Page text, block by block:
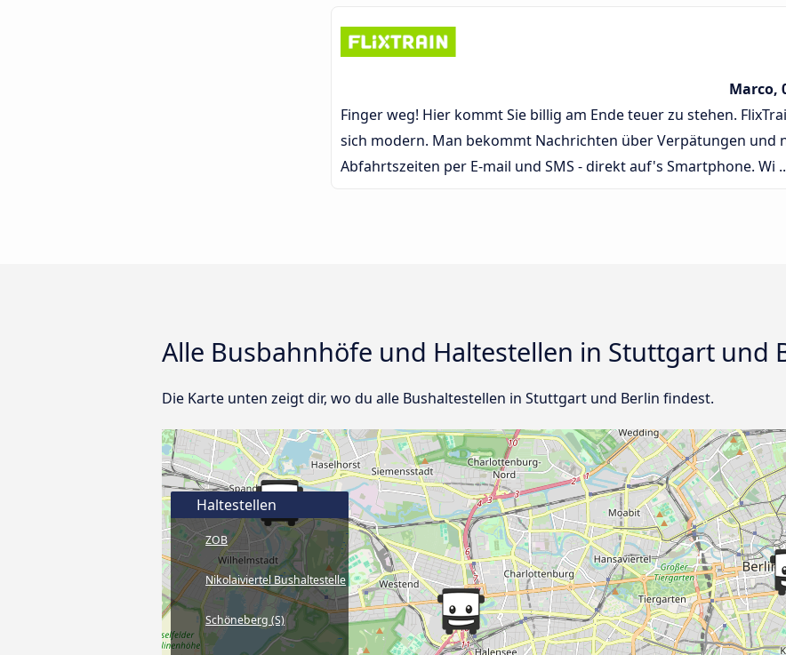
Marco,
Finger weg! Hier kommt Sie billig am Ende teuer zu stehen.
sich modern. Man bekommt Nachrichten über Verpätungen und
Abfahrtszeiten per E-mail und SMS - direkt auf's Smartphone. Wi
Alle Busbahnhöfe und Haltestellen in Stuttgart und
Die Karte unten zeigt dir, wo du alle Bushaltestellen in Stuttgart und Berlin findest.
Haltestellen
ZOB
Nikolaiviertel Bushaltestelle
Schöneberg (S)